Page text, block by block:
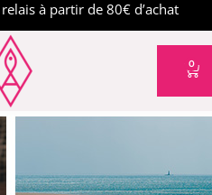
à partir de 80€ d’achat
0